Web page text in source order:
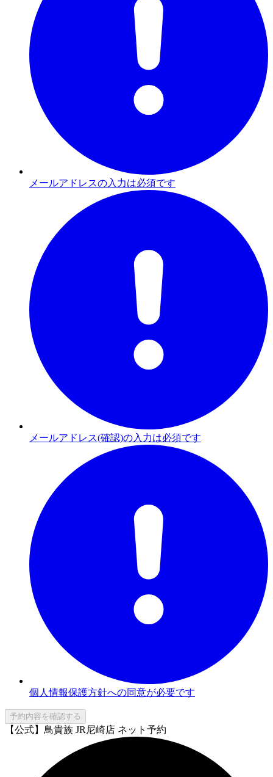
メールアドレスの入力は必須です
メールアドレス(確認)の入力は必須です
個人情報保護方針への同意が必要です
予約内容を確認する
【公式】鳥貴族 JR尼崎店 ネット予約